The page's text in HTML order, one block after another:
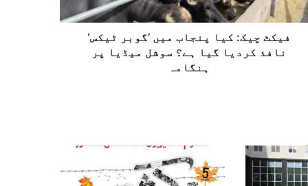
فیکٹ چیک: کیا پنجاب میں ’گوبر ٹیکس‘
نافذ کردیا گیا ہے؟ سوشل میڈیا پر
ہنگامہ